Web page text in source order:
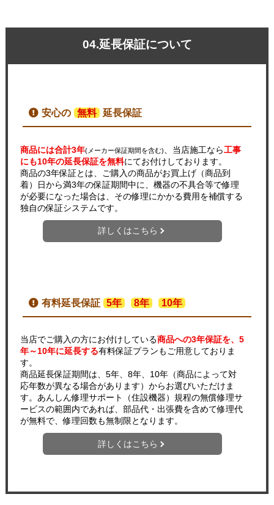
04.延長保証について
安心の 無料 延長保証
商品には合計3年(メーカー保証期間を含む) 、当店施工なら工事
にも10年の延長保証を無料にてお付けしております。
商品の3年保証とは、ご購入の商品がお買上げ（商品到
着）日から満3年の保証期間中に、機器の不具合等で修理
が必要になった場合は、その修理にかかる費用を補償する
独自の保証システムです。
詳しくはこちら
有料延長保証 5年 8年 10年
当店でご購入の方にお付けしている商品への3年保証を、5
年～10年に延長する有料保証プランもご用意しておりま
す。
商品延長保証期間は、5年、8年、10年（商品によって対
応年数が異なる場合があります）からお選びいただけま
す。あんしん修理サポート（住設機器）規程の無償修理サ
ービスの範囲内であれば、部品代・出張費を含めて修理代
が無料で、修理回数も無制限となります。
詳しくはこちら